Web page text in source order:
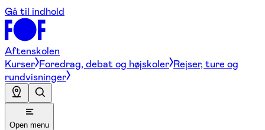
Gå til indhold
Aftenskolen
Kurser Foredrag, debat og højskoler Rejser, ture og
rundvisninger
Open menu